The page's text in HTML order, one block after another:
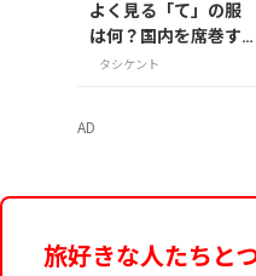
よく見る「て」の服
は何？国内を席巻す
るブランド7SABER直
タシケント
AD
旅好きな人たちと